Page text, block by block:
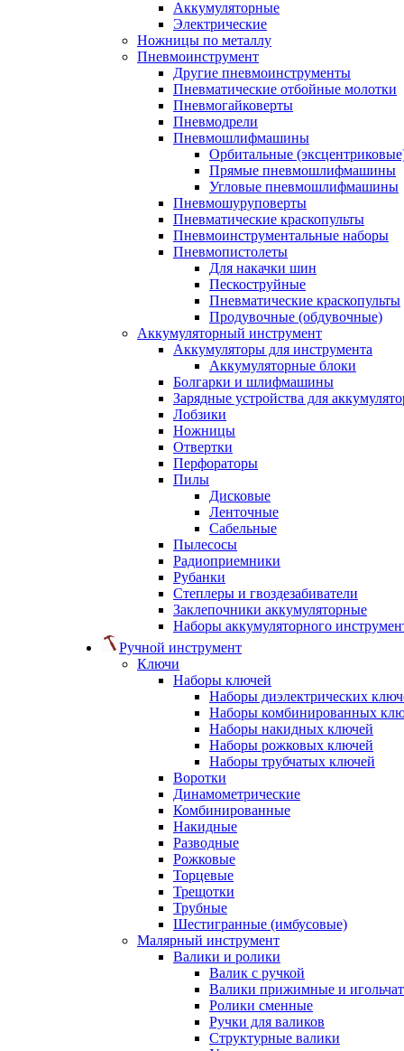
Аккумуляторные
Электрические
Ножницы по металлу
Пневмоинструмент
Другие пневмоинструменты
Пневматические отбойные молотки
Пневмогайковерты
Пневмодрели
Пневмошлифмашины
Орбитальные
Прямые пневмошлифмашины
Угловые пневмошлифмашины
Пневмошуруповерты
Пневматические краскопульты
Пневмоинструментальные наборы
Пневмопистолеты
Для накачки шин
Пескоструйные
Пневматические краскопульты
Продувочные (обдувочные)
Аккумуляторный инструмент
Аккумуляторы для инструмента
Аккумуляторные блоки
Болгарки и шлифмашины
Зарядные устройства для
Лобзики
Ножницы
Отвертки
Перфораторы
Пилы
Дисковые
Ленточные
Сабельные
Пылесосы
Радиоприемники
Рубанки
Степлеры и гвоздезабиватели
Заклепочники аккумуляторные
Наборы аккумуляторного
Ручной инструмент
Ключи
Наборы ключей
Наборы диэлектрических
Наборы комбинированных
Наборы накидных ключей
Наборы рожковых ключей
Наборы трубчатых ключей
Воротки
Динамометрические
Комбинированные
Накидные
Разводные
Рожковые
Торцевые
Трещотки
Трубные
Шестигранные (имбусовые)
Малярный инструмент
Валики и ролики
Валик с ручкой
Валики прижимные и
Ролики сменные
Ручки для валиков
Структурные валики